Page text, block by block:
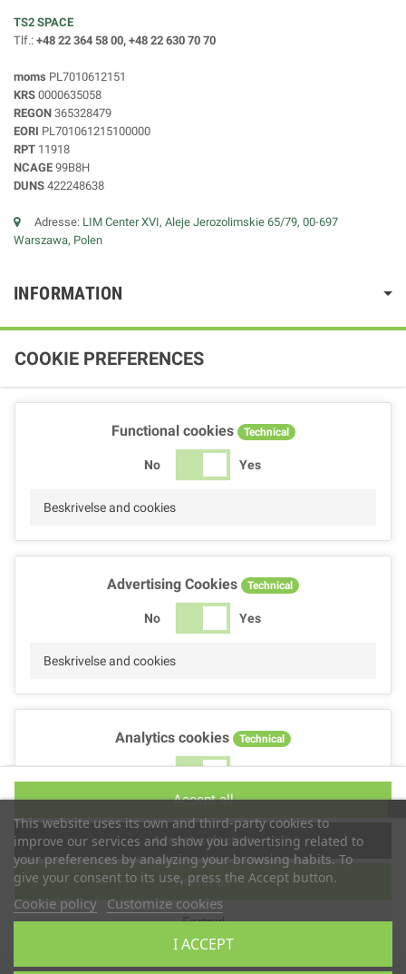
TS2 SPACE
Tlf.: +48 22 364 58 00, +48 22 630 70 70
moms PL7010612151
KRS 0000635058
REGON 365328479
EORI PL701061215100000
RPT 11918
NCAGE 99B8H
DUNS 422248638
Adresse: LIM Center XVI, Aleje Jerozolimskie 65/79, 00-697
Warszawa, Polen
INFORMATION
This website uses its own and third-party cookies to
improve our services and show you advertising related to
your preferences by analyzing your browsing habits. To
give your consent to its use, press the Accept button.
Cookie policy Customize cookies
I ACCEPT
COOKIE PREFERENCES
Functional cookies Technical
No Yes
Beskrivelse and cookies
Advertising Cookies Technical
No Yes
Beskrivelse and cookies
Analytics cookies Technical
No Yes
Performance cookies
No Yes
Beskrivelse
Fortryd
Reject all
Accept selection
Accept all